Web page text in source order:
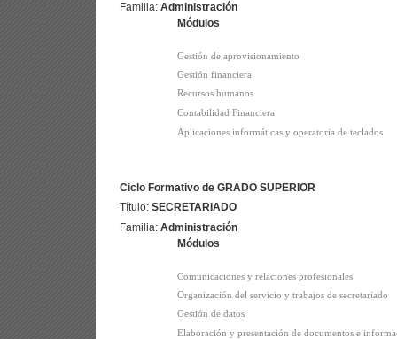
Familia: Administración
Módulos
Gestión de aprovisionamiento
Gestión financiera
Recursos humanos
Contabilidad Financiera
Aplicaciones informáticas y operatoria de teclados
Ciclo Formativo de GRADO SUPERIOR
Título: SECRETARIADO
Familia: Administración
Módulos
Comunicaciones y relaciones profesionales
Organización del servicio y trabajos de secretariado
Gestión de datos
Elaboración y presentación de documentos e